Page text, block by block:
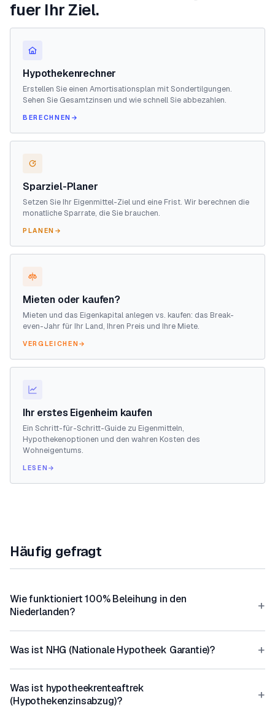
fuer Ihr Ziel.
Hypothekenrechner
Erstellen Sie einen Amortisationsplan mit Sondertilgungen.
Sehen Sie Gesamtzinsen und wie schnell Sie abbezahlen.
BERECHNEN →
Sparziel-Planer
Setzen Sie Ihr Eigenmittel-Ziel und eine Frist. Wir berechnen die
monatliche Sparrate, die Sie brauchen.
PLANEN →
Mieten oder kaufen?
Mieten und das Eigenkapital anlegen vs. kaufen: das Break-
even-Jahr für Ihr Land, Ihren Preis und Ihre Miete.
VERGLEICHEN →
Ihr erstes Eigenheim kaufen
Ein Schritt-für-Schritt-Guide zu Eigenmitteln,
Hypothekenoptionen und den wahren Kosten des
Wohneigentums.
LESEN →
Häufig gefragt
Wie funktioniert 100% Beleihung in den
Niederlanden?
+
Was ist NHG (Nationale Hypotheek Garantie)? +
Was ist hypotheekrenteaftrek
(Hypothekenzinsabzug)?
+